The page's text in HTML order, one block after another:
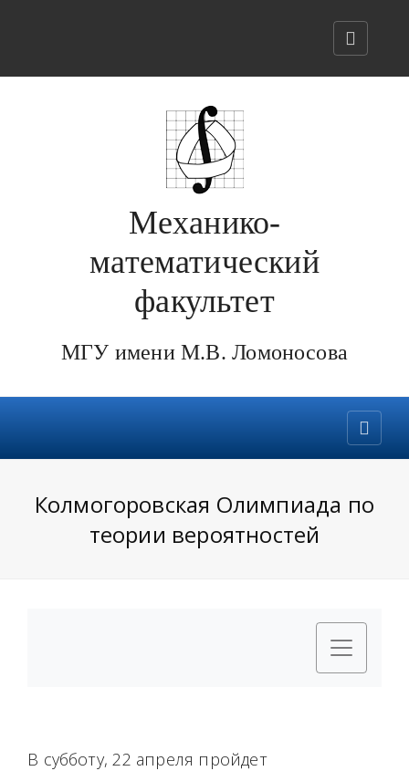
Механико-
математический
факультет
МГУ имени М.В. Ломоносова
Колмогоровская Олимпиада по
теории вероятностей
В субботу, 22 апреля пройдет